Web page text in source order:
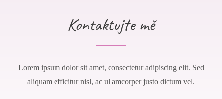
Kontaktujte mě
Lorem ipsum dolor sit amet, consectetur adipiscing elit. Sed
aliquam efficitur nisl, ac ullamcorper justo dictum vel.